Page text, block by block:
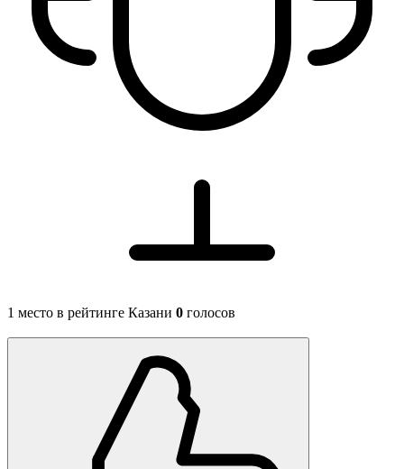
1 место в рейтинге Казани 0 голосов